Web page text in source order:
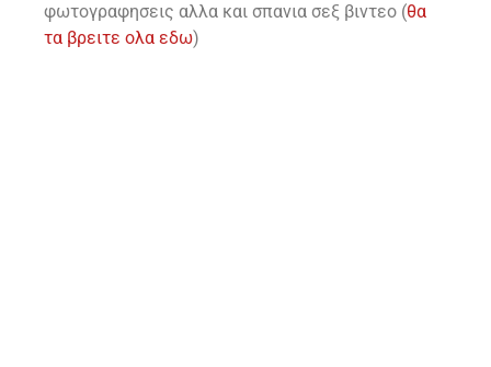
φωτογραφησεις αλλα και σπανια σεξ βιντεο (θα
τα βρειτε ολα εδω)